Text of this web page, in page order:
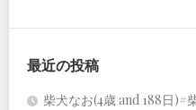
最近の投稿
柴犬なお(4歳 and 188日)#